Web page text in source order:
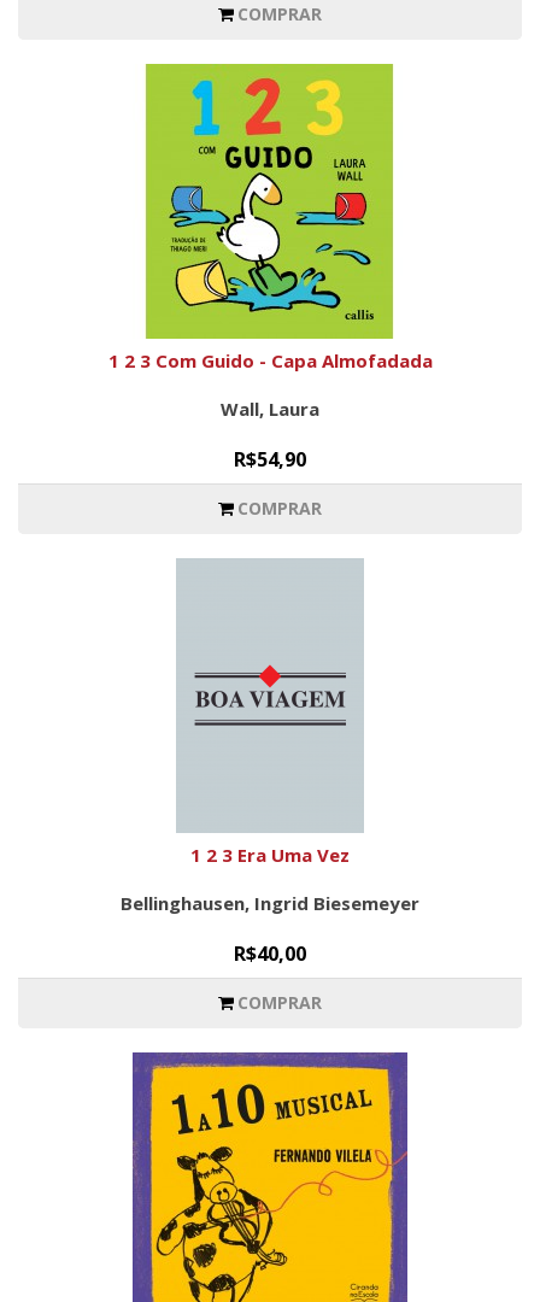
COMPRAR
1 2 3 Com Guido - Capa Almofadada
Wall, Laura
R$54,90
COMPRAR
1 2 3 Era Uma Vez
Bellinghausen, Ingrid Biesemeyer
R$40,00
COMPRAR